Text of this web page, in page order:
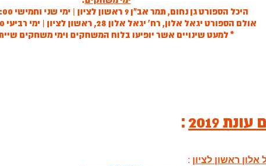
היכל הספורט גן נחום, תמר אב"ן 9 ראשון לציון | ימי שני וחמישי 19:00-22:00
אולם הספורט יגאל אלון, רח' יגאל אלון 28, ראשון לציון | ימי רביעי 19:00-22:00
* למעט שינויים אשר יופיעו בלוח המשחקים וימי משחקים
2019
:
: